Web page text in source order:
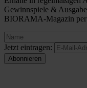
Gewinnspiele &
BIORAMA-Magazin
Jetzt eintragen: